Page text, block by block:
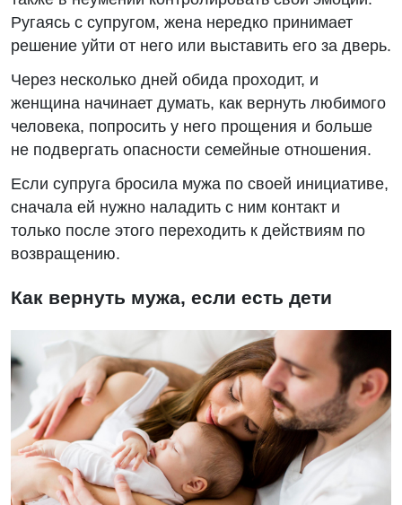
Ругаясь с супругом, жена нередко принимает
решение уйти от него или выставить его за дверь.
Через несколько дней обида проходит, и
женщина начинает думать, как вернуть любимого
человека, попросить у него прощения и больше
не подвергать опасности семейные отношения.
Если супруга бросила мужа по своей инициативе,
сначала ей нужно наладить с ним контакт и
только после этого переходить к действиям по
возвращению.
Как вернуть мужа, если есть дети